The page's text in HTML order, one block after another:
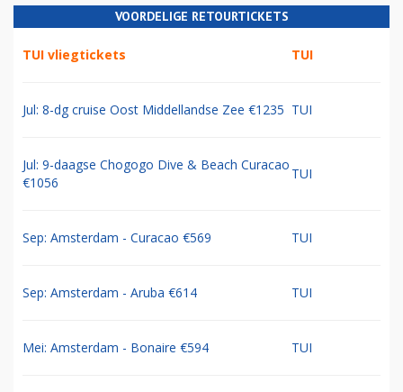
VOORDELIGE RETOURTICKETS
TUI vliegtickets TUI
Jul: 8-dg cruise Oost Middellandse Zee €1235 TUI
Jul: 9-daagse Chogogo Dive & Beach Curacao
€1056
TUI
Sep: Amsterdam - Curacao €569 TUI
Sep: Amsterdam - Aruba €614 TUI
Mei: Amsterdam - Bonaire €594 TUI